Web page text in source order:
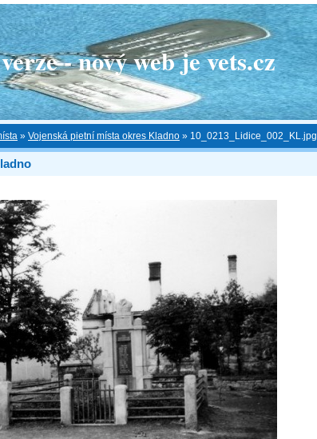
- nový web je vets.cz
» Vojenská pietní místa okres Kladno » 10_0213_Lidice_002_KL.jpg